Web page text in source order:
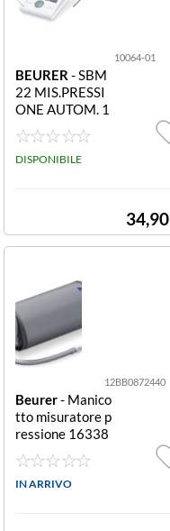
10064-01
BEURER - SBM
22 MIS.PRESSI
ONE AUTOM. 1
20MEM. LCD S
ANITAS BIANC
O
DISPONIBILE
34,90
12BB0872440
Beurer- Manico
tto misuratore p
ressione 16338
8 Medical Stand
ard Standard
IN ARRIVO